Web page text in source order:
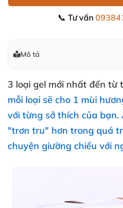
📞 Tư vấn
Mô tả
3 loại gel mới nhất đến từ
mỗi loại sẽ cho 1 mùi
với từng sở thích của bạn.
"trơn tru" hơn trong quá
chuyện giường chiếu với